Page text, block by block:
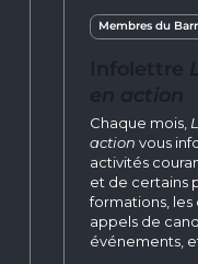
Membres du
Chaque mois,
action vous
activités
et de certains
formations, les
appels de
événements,